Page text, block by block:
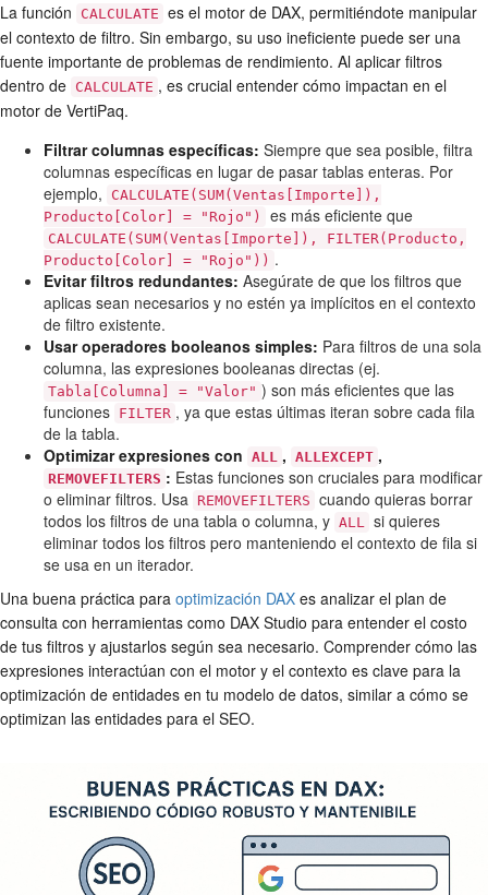
La función CALCULATE es el motor de DAX, permitiéndote manipular
el contexto de filtro. Sin embargo, su uso ineficiente puede ser una
fuente importante de problemas de rendimiento. Al aplicar filtros
dentro de CALCULATE , es crucial entender cómo impactan en el
motor de VertiPaq.
Filtrar columnas específicas: Siempre que sea posible, filtra
columnas específicas en lugar de pasar tablas enteras. Por
ejemplo,
CALCULATE(SUM(Ventas[Importe]),
Producto[Color] = "Rojo")
es más eficiente que
CALCULATE(SUM(Ventas[Importe]), FILTER(Producto,
Producto[Color] = "Rojo")) .
Evitar filtros redundantes: Asegúrate de que los filtros que
aplicas sean necesarios y no estén ya implícitos en el contexto
de filtro existente.
Usar operadores booleanos simples: Para filtros de una sola
columna, las expresiones booleanas directas (ej.
Tabla[Columna] = "Valor" ) son más eficientes que las
funciones FILTER , ya que estas últimas iteran sobre cada fila
de la tabla.
Optimizar expresiones con ALL , ALLEXCEPT ,
REMOVEFILTERS : Estas funciones son cruciales para modificar
o eliminar filtros. Usa
REMOVEFILTERS cuando quieras borrar
todos los filtros de una tabla o columna, y ALL
si quieres
eliminar todos los filtros pero manteniendo el contexto de fila si
se usa en un iterador.
Una buena práctica para optimización DAX es analizar el plan de
consulta con herramientas como DAX Studio para entender el costo
de tus filtros y ajustarlos según sea necesario. Comprender cómo las
expresiones interactúan con el motor y el contexto es clave para la
optimización de entidades en tu modelo de datos, similar a cómo se
optimizan las entidades para el SEO.